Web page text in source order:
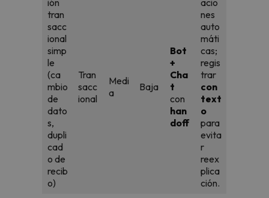
tran
sacc
ional
simp
le
(ca
mbio
de
dato
s,
dupli
cad
o de
recib
o)
Tran
sacc
ional
Medi
a
Baja
Bot
+
Cha
t
con
han
doff
nes
auto
máti
cas;
regis
trar
con
text
o
para
evita
r
reex
plica
ción.